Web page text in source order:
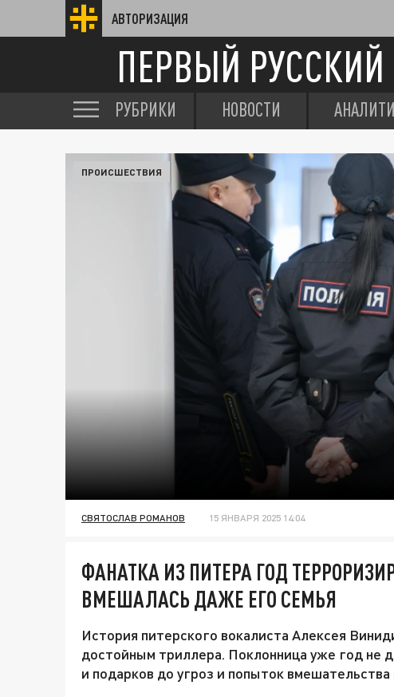
АВТОРИЗАЦИЯ
ПЕРВЫЙ РУССКИЙ
РУБРИКИ НОВОСТИ
ПРОИСШЕСТВИЯ
СВЯТОСЛАВ РОМАНОВ 15 ЯНВАРЯ 2025 14:04
ФАНАТКА ИЗ ПИТЕРА ГОД
ВМЕШАЛАСЬ ДАЖЕ ЕГО СЕМЬЯ
История питерского вокалиста Алексея
достойным триллера. Поклонница уже год не
и подарков до угроз и попыток